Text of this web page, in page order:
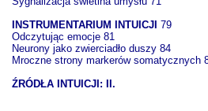
INSTRUMENTARIUM INTUICJI 79
Odczytując emocje 81
Neurony jako zwierciadło duszy 84
Mroczne strony markerów somatycznych
ŹRÓDŁA INTUICJI: II.